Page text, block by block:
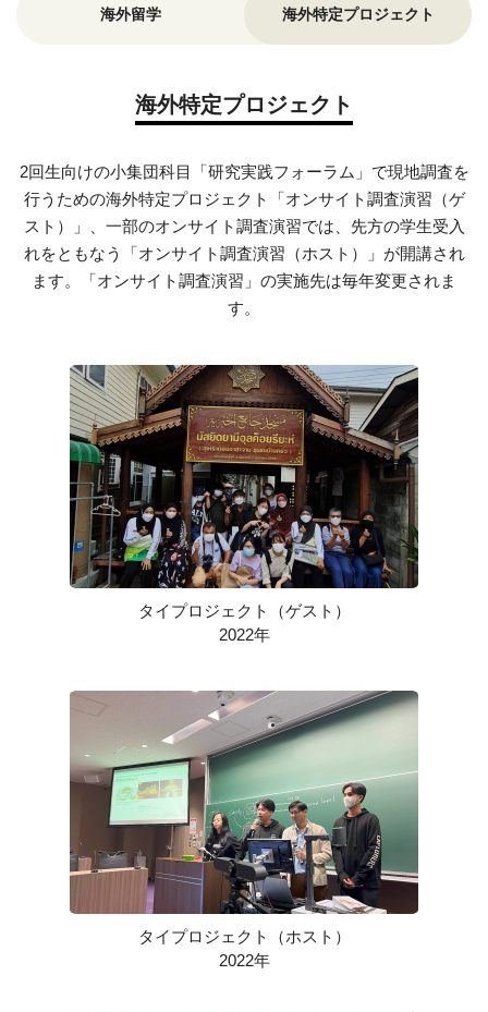
海外留学 海外特定プロジェクト
海外特定プロジェクト
2回生向けの小集団科目「研究実践フォーラム」で現地調査を
行うための海外特定プロジェクト「オンサイト調査演習（ゲ
スト）」、 一部のオンサイト調査演習では、先方の学生受入
れをともなう「オンサイト調査演習（ホスト）」が開講され
ます。
「オンサイト調査演習」の実施先は毎年変更されま
す。
タイプロジェクト（ゲスト）
2022年
タイプロジェクト（ホスト）
2022年